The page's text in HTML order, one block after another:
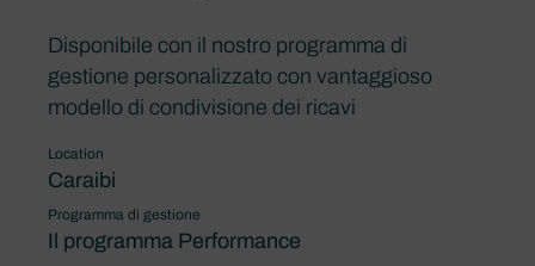
Disponibile con il nostro programma di
gestione personalizzato con vantaggioso
modello di condivisione dei ricavi
Location
Caraibi
Programma di gestione
Il programma Performance